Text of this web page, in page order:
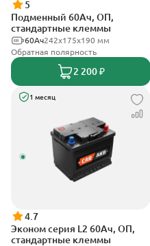
5
Подменный 60Ач, ОП,
стандартные клеммы
242х175х190 мм
60Ач
Обратная полярность
2 200 ₽
1 месяц
4.7
Эконом серия L2 60Ач, ОП,
стандартные клеммы